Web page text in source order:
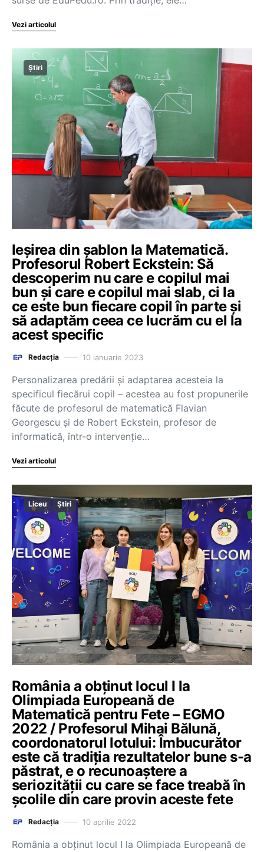
Vezi articolul
Știri
Ieșirea din șablon la Matematică.
Profesorul Robert Eckstein: Să
descoperim nu care e copilul mai
bun și care e copilul mai slab, ci la
ce este bun fiecare copil în parte și
să adaptăm ceea ce lucrăm cu el la
acest specific
Redacția 10 ianuarie 2023
Personalizarea predării și adaptarea acesteia la
specificul fiecărui copil – acestea au fost propunerile
făcute de profesorul de matematică Flavian
Georgescu și de Robert Eckstein, profesor de
informatică, într-o intervenție…
Vezi articolul
Liceu Știri
România a obținut locul I la
Olimpiada Europeană de
Matematică pentru Fete – EGMO
2022 / Profesorul Mihai Bălună,
coordonatorul lotului: Îmbucurător
este că tradiția rezultatelor bune s-a
păstrat, e o recunoaștere a
seriozității cu care se face treabă în
școlile din care provin aceste fete
Redacția 10 aprilie 2022
România a obținut locul I la Olimpiada Europeană de